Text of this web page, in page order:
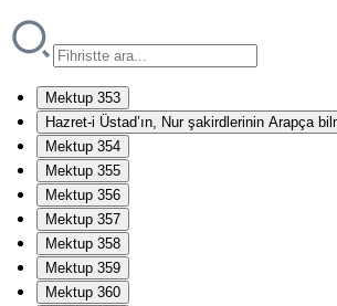
Mektup 353
Hazret-i Üstad’ın, Nur şakirdlerinin Arapça
Mektup 354
Mektup 355
Mektup 356
Mektup 357
Mektup 358
Mektup 359
Mektup 360